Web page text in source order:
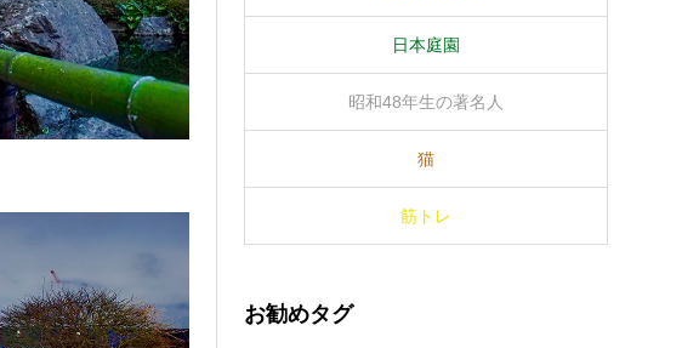
日本庭園
昭和48年生の著名人
猫
筋トレ
お勧めタグ